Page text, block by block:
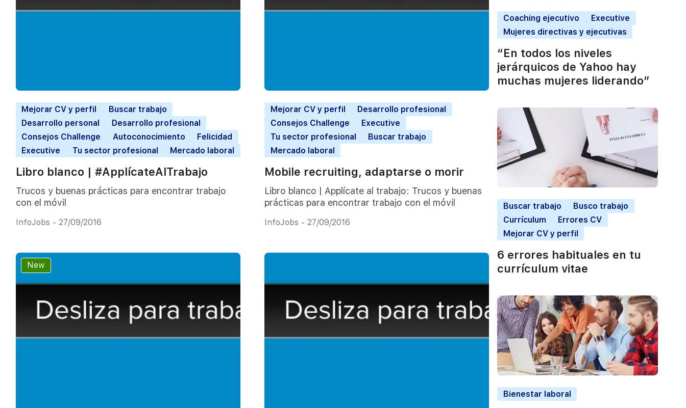
Mejorar CV y perfil
Buscar trabajo
Desarrollo personal
Desarrollo profesional
Consejos Challenge
Autoconocimiento
Felicidad
Executive
Tu sector profesional Mercado laboral
Libro blanco | #ApplícateAlTrabajo
Trucos y buenas prácticas para encontrar trabajo
con el móvil
InfoJobs - 27/09/2016
Mejorar CV y perfil
Desarrollo profesional
Consejos Challenge
Executive
Tu sector profesional
Buscar trabajo
Mercado laboral
Mobile recruiting, adaptarse o morir
Libro blanco | Applícate al trabajo: Trucos y buenas
prácticas para encontrar trabajo con el móvil
InfoJobs - 27/09/2016
New
Coaching ejecutivo
Executive
Mujeres directivas y ejecutivas
“En todos los niveles
jerárquicos de Yahoo hay
muchas mujeres liderando”
Buscar trabajo
Busco trabajo
Currículum
Errores CV
Mejorar CV y perfil
6 errores habituales en tu
currículum vitae
Bienestar laboral